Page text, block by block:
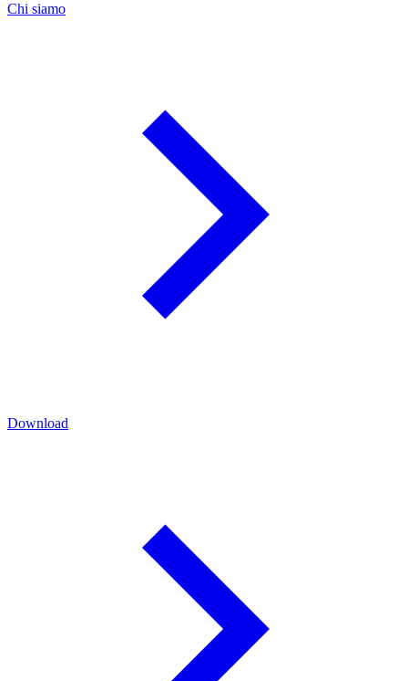
Chi siamo
Download